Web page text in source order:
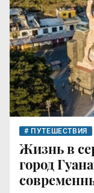
ПУТЕШЕСТВИЯ
Жизнь в
город